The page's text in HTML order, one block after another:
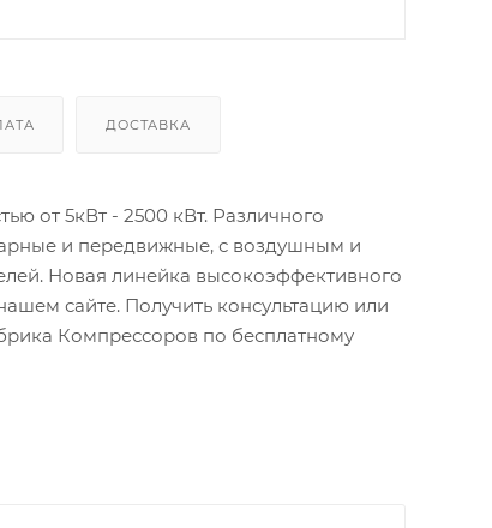
ДОСТАВКА
от 5кВт - 2500 кВт. Различного
и передвижные, с воздушным и
Новая линейка высокоэффективного
сайте. Получить консультацию или
Компрессоров по бесплатному